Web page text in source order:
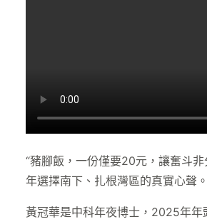
“豬腳飯，一份僅要20元，讓奮斗
年選擇南下、扎根灣區的真實心聲。
黃冠華是中科年夜博士，2025年年